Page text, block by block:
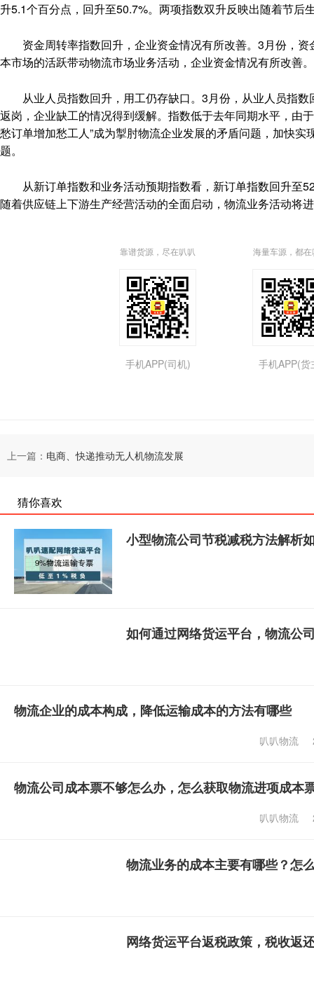
升5.1个百分点，回升至50.7%。两项指数双升反映出随着节
资金周转率指数回升，企业资金情况有所改善。3月份，资
本市场的活跃带动物流市场业务活动，企业资金情况有所改善。
从业人员指数回升，用工仍存缺口。3月份，从业人员指数
返岗，企业缺工的情况得到缓解。指数低于去年同期水平，由
愁订单增加愁工人”成为掣肘物流企业发展的矛盾问题，加快
题。
从新订单指数和业务活动预期指数看，新订单指数回升至
随着供应链上下游生产经营活动的全面启动，物流业务活动将
靠谱货源，尽在叭叭
手机APP(司机)
海量车源，都在
手机APP(货
上一篇： 电商、快递推动无人机物流发展
猜你喜欢
小型物流公司节税减税方法解析
如何通过网络货运平台，物流公
物流企业的成本构成，降低运输成本的方法有哪些
叭叭物流
物流公司成本票不够怎么办，怎么获取物流进项成本
叭叭物流
物流业务的成本主要有哪些？怎
网络货运平台返税政策，税收返